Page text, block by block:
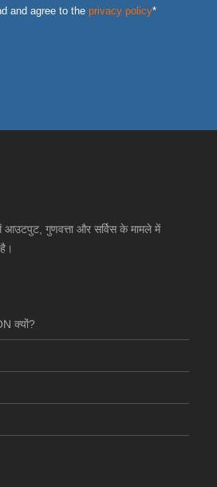
and agree to the privacy policy*
गुणवत्ता और सर्विस के मामले में
क्यों?